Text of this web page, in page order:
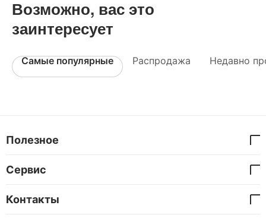
Возможно, вас это
заинтересует
Самые популярные Распродажа Недавно
Полезное
Сервис
Контакты